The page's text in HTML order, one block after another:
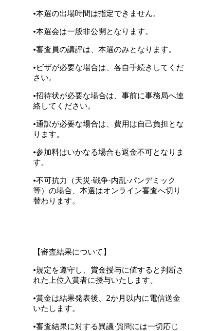
•本選の出場時間は指定できません。
•本選会は一般非公開となります。
•審査員の講評は、本選のみとなります。
•ビザが必要な場合は、各自手続きしてくだ
さい。
•招待状が必要な場合は、事前に事務局へ連
絡してください。
•通訳が必要な場合は、費用は自己負担とな
ります。
•参加料はいかなる場合も返金不可となりま
す。
•不可抗力（天災·戦争·内乱·パンデミック
等）の場合、本選はオンライン審査へ切り
替わります。
【審査結果について】
•規定を遵守し、賞金授与に値すると判断さ
れた上位入賞者に授与いたします。
•賞金は結果発表後、2か月以内に電信送金
いたします。
•審査結果に対する異議·質問には一切応じ